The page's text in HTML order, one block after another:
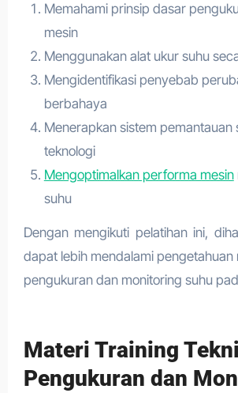
Memahami prinsip dasar
mesin
Menggunakan alat ukur suhu
Mengidentifikasi penyebab
berbahaya
Menerapkan sistem pemantauan
teknologi
Mengoptimalkan performa mesin
suhu
Dengan mengikuti pelatihan ini,
dapat lebih mendalami pengetahuan
pengukuran dan monitoring suhu
Materi Training
Pengukuran dan